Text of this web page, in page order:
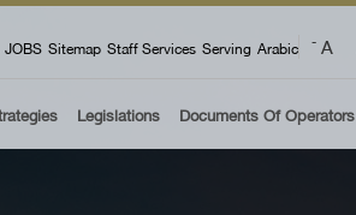
JOBS Sitemap Staff Services Serving Arabic -A
Legislations Documents Of Operators